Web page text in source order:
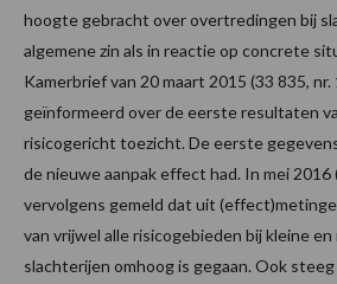
hoogte gebracht over overtredingen bij
algemene zin als in reactie op concrete
Kamerbrief van 20 maart 2015 (33 835, nr.
geïnformeerd over de eerste resultaten
risicogericht toezicht. De eerste
de nieuwe aanpak effect had. In mei 2016
vervolgens gemeld dat uit
van vrijwel alle risicogebieden bij kleine
slachterijen omhoog is gegaan. Ook